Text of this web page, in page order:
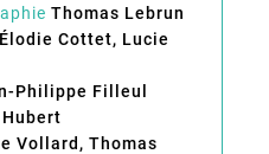
Thomas Lebrun
Cottet, Lucie
Philippe Filleul
Vollard, Thomas